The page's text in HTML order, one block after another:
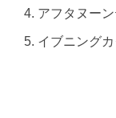
アフタヌー
イブニング